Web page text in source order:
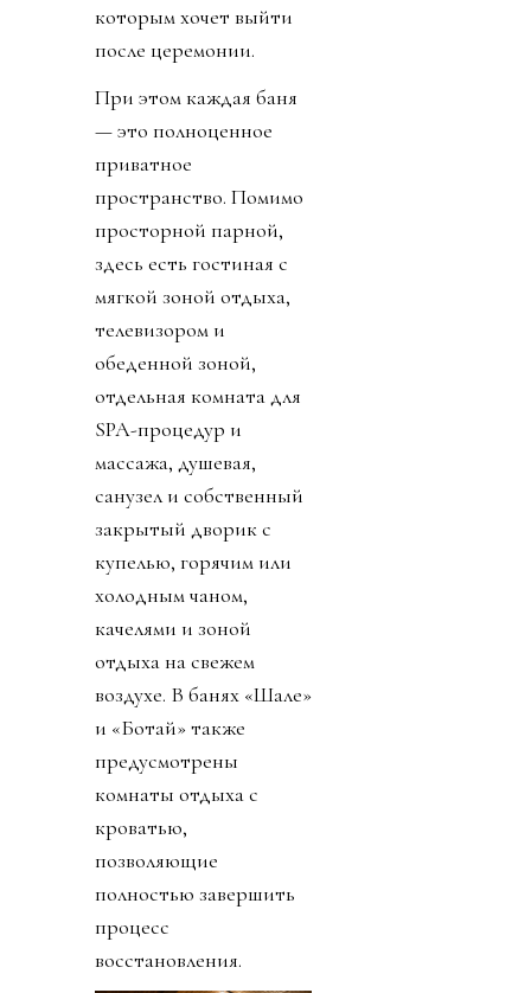
которым хочет выйти
после церемонии.
При этом каждая баня
— это полноценное
приватное
пространство. Помимо
просторной парной,
здесь есть гостиная с
мягкой зоной отдыха,
телевизором и
обеденной зоной,
отдельная комната для
SPA-процедур и
массажа, душевая,
санузел и собственный
закрытый дворик с
купелью, горячим или
холодным чаном,
качелями и зоной
отдыха на свежем
воздухе. В банях «Шале»
и «Ботай» также
предусмотрены
комнаты отдыха с
кроватью,
позволяющие
полностью завершить
процесс
восстановления.